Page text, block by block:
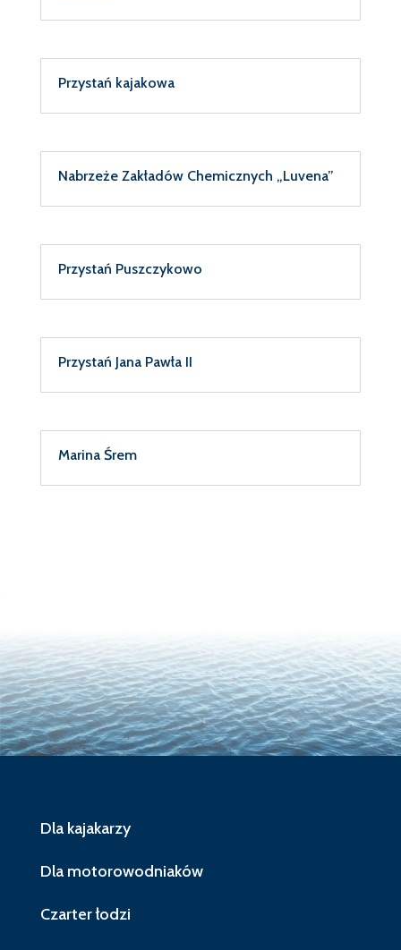
Przystań kajakowa
Nabrzeże Zakładów Chemicznych „Luvena”
Przystań Puszczykowo
Przystań Jana Pawła II
Marina Śrem
Dla kajakarzy
Dla motorowodniaków
Czarter łodzi